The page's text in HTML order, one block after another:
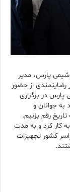
پارس، مدیر
از حضور
در برگزاری
به جوانان و
رقم بزنیم.
25 آذر ماه شروع به کار کرد و به مدت
کشور تجهیزات